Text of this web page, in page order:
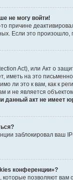
не могу войти!
причине
Если это произошло,
Act), или Акт о
иметь на это
ли это к вам, как к
и не является
данный акт не имеет
заблокировал ваш
конференции»?
позволяют вам